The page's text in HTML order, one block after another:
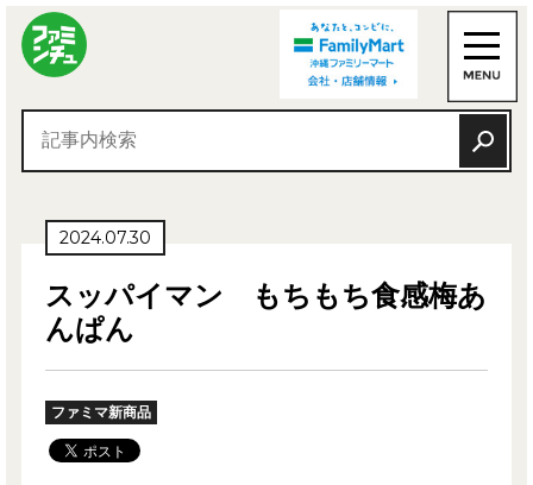
2024.07.30
スッパイマン もちもち食感梅あ
んぱん
ファミマ新商品